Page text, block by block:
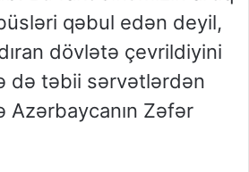
qəbul edən deyil,
dövlətə çevrildiyini
də təbii sərvətlərdən
Azərbaycanın Zəfər